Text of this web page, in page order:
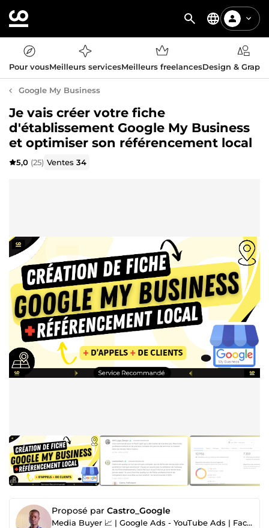
Pour vousMeilleurs servicesMeilleurs freelancesDesign &
Google My Business
Je vais créer votre fiche
d'établissement Google My Business
et optimiser son référencement local
5,0 (25) Ventes34
Proposé par Castro_Google
Media Buyer 📈 | Google Ads - YouTube Ads | Facebook Ads | GMB